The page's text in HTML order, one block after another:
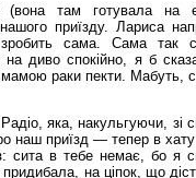
там готувала на
приїзду. Лариса
сама. Сама так
на диво спокійно, я б
раки пекти. Мабуть,
яка, накульгуючи, зі
наш приїзд — тепер в
сита в тебе немає, бо я
на ціпок, що